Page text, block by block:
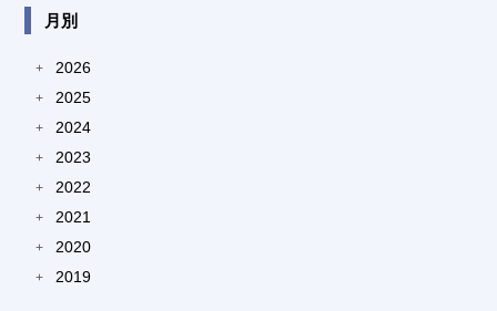
月別
+ 2026
+ 2025
+ 2024
+ 2023
+ 2022
+ 2021
+ 2020
+ 2019